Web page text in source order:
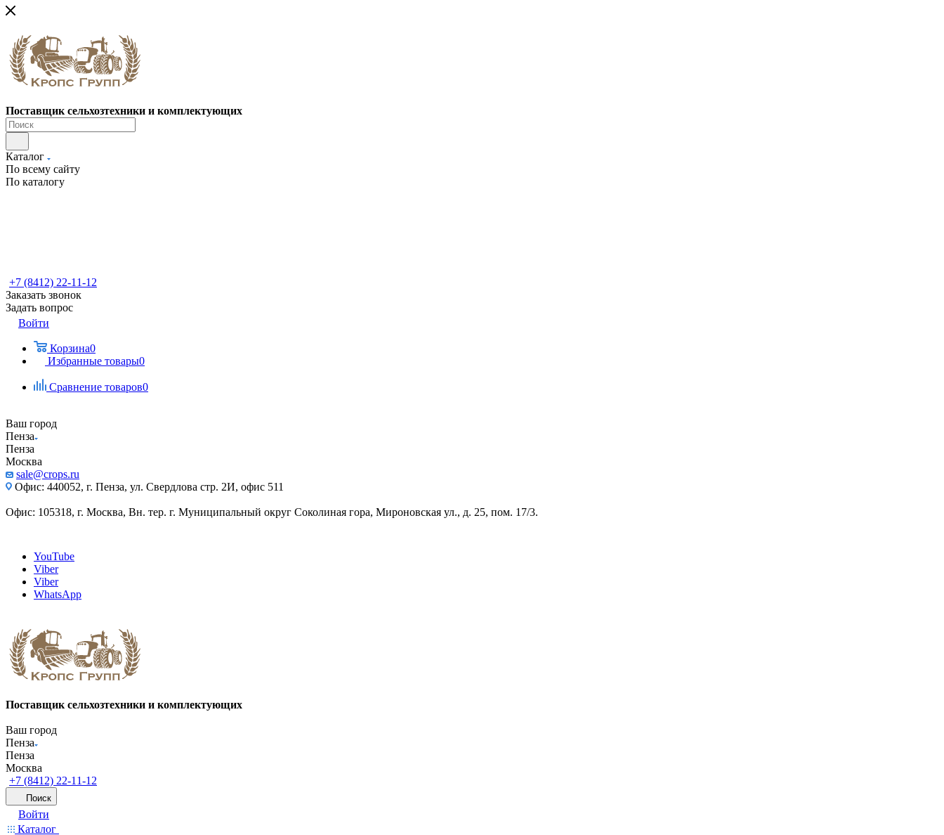
Поставщик сельхозтехники и комплектующих
Каталог
По всему сайту
По каталогу
+7 (8412) 22-11-12
Заказать звонок
Задать вопрос
Войти
Корзина0
Избранные товары0
Сравнение товаров0
Ваш город
Пенза
Пенза
Москва
sale@crops.ru
Офис: 440052, г. Пенза, ул. Свердлова стр. 2И, офис 511
Офис: 105318, г. Москва, Вн. тер. г. Муниципальный округ Соколиная гора, Мироновская ул., д. 25, пом. 17/3.
YouTube
Viber
Viber
WhatsApp
Поставщик сельхозтехники и комплектующих
Ваш город
Пенза
Пенза
Москва
+7 (8412) 22-11-12
Поиск
Войти
Каталог